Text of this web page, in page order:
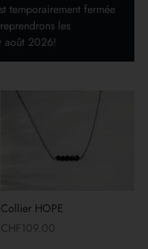
temporairement fermée
les
août 2026!
Collier HOPE
CHF109.00